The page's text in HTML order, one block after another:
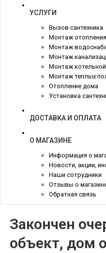
УСЛУГИ
Вызов сантехника
Монтаж отопления
Монтаж
Монтаж
Монтаж котельной
Монтаж теплых
Отопление дома
Установка
ДОСТАВКА И ОПЛАТА
О МАГАЗИНЕ
Информация о
Новости, акции,
Наши сотрудники
Отзывы о
Обратная связь
Закончен
объект, дом